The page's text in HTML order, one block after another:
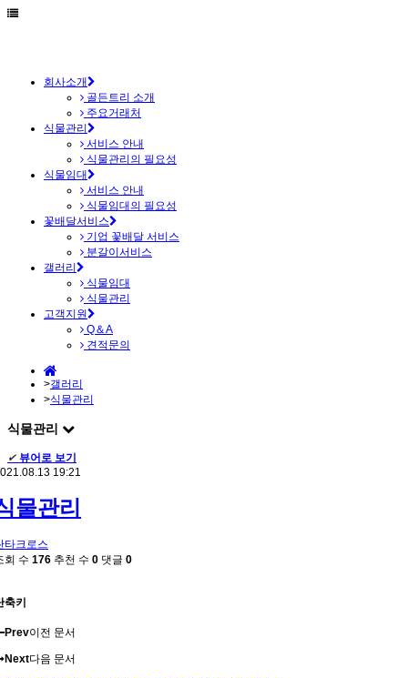
회사소개
골든트리 소개
주요거래처
식물관리
서비스 안내
식물관리의 필요성
식물임대
서비스 안내
식물임대의 필요성
꽃배달서비스
기업 꽃배달 서비스
분갈이서비스
갤러리
식물임대
식물관리
고객지원
Q＆A
견적문의
>갤러리
>식물관리
식물관리
✔ 뷰어로 보기
19:21
물관리
타크로스
회 수 176 추천 수 0 댓글 0
축키
Prev이전 문서
Next다음 문서